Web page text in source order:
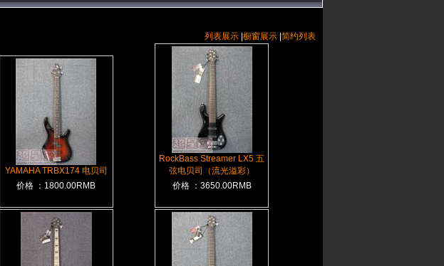
列表展示 橱窗展示 简约列表
YAMAHA TRBX174 电贝司
价格 ：1800.00RMB
RockBass Streamer LX5 五
弦电贝司（流光溢彩）
价格 ：3650.00RMB